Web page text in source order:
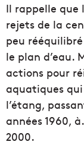
Il rappelle
rejets de la
peu
le plan d’eau.
actions pour
aquatiques
l’étang,
années 1960,
2000.